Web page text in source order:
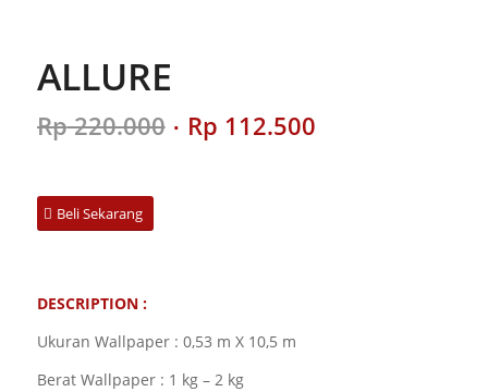
ALLURE
Rp220.000 Original
price
Rp 112.500Current
Beli Sekarang
DESCRIPTION :
Ukuran Wallpaper : 0,53 m X 10,5 m
Berat Wallpaper : 1 kg – 2 kg